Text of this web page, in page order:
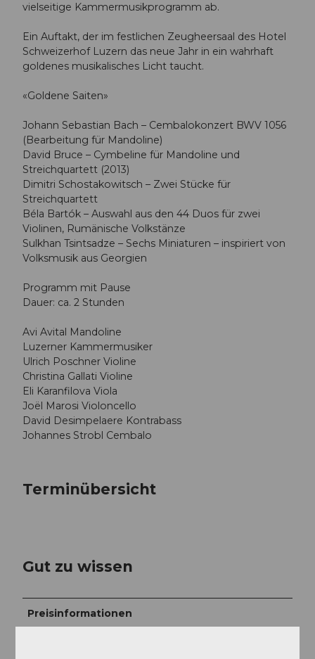
vielseitige Kammermusikprogramm ab.
Ein Auftakt, der im festlichen Zeugheersaal des Hotel
Schweizerhof Luzern das neue Jahr in ein wahrhaft
goldenes musikalisches Licht taucht.
«Goldene Saiten»
Johann Sebastian Bach – Cembalokonzert BWV 1056
(Bearbeitung für Mandoline)
David Bruce – Cymbeline für Mandoline und
Streichquartett (2013)
Dimitri Schostakowitsch – Zwei Stücke für
Streichquartett
Béla Bartók – Auswahl aus den 44 Duos für zwei
Violinen, Rumänische Volkstänze
Sulkhan Tsintsadze – Sechs Miniaturen – inspiriert von
Volksmusik aus Georgien
Programm mit Pause
Dauer: ca. 2 Stunden
Avi Avital Mandoline
Luzerner Kammermusiker
Ulrich Poschner Violine
Christina Gallati Violine
Eli Karanfilova Viola
Joël Marosi Violoncello
David Desimpelaere Kontrabass
Johannes Strobl Cembalo
Terminübersicht
Gut zu wissen
Preisinformationen